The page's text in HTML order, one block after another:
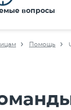
вопросы
Помощь